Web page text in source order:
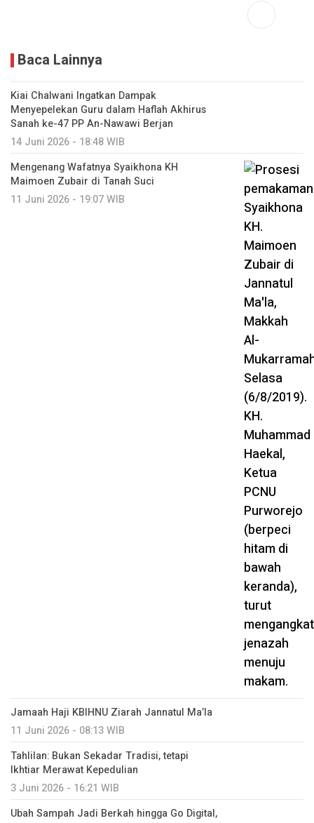
Baca Lainnya
Kiai Chalwani Ingatkan Dampak
Menyepelekan Guru dalam Haflah Akhirus
Sanah ke-47 PP An-Nawawi Berjan
14 Juni 2026 - 18:48 WIB
Mengenang Wafatnya Syaikhona KH
Maimoen Zubair di Tanah Suci
11 Juni 2026 - 19:07 WIB
Jamaah Haji KBIHNU Ziarah Jannatul Ma’la
11 Juni 2026 - 08:13 WIB
Tahlilan: Bukan Sekadar Tradisi, tetapi
Ikhtiar Merawat Kepedulian
3 Juni 2026 - 16:21 WIB
Ubah Sampah Jadi Berkah hingga Go Digital,